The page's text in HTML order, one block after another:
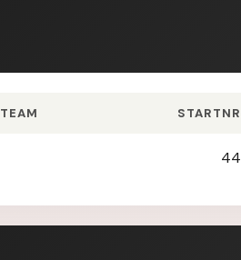
TEAM STARTNR
44